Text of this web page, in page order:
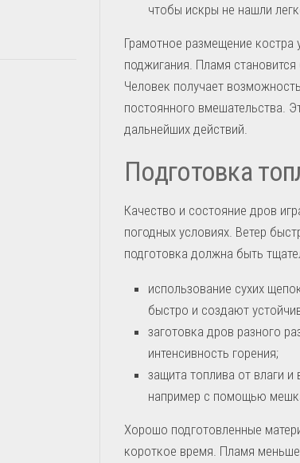
чтобы искры не нашли
Грамотное размещение
поджигания. Пламя
Человек получает
постоянного вмешательства.
дальнейших действий.
Подготовка
Качество и состояние дров
погодных условиях. Ветер
подготовка должна быть
использование сухих
быстро и создают
заготовка дров разного
интенсивность горения;
защита топлива от влаги
например с помощью
Хорошо подготовленные
короткое время. Пламя